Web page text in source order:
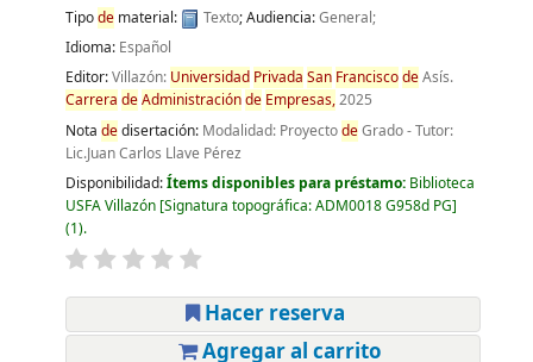
Tipodematerial: Texto; Audiencia:General;
Idioma: Español
Editor:Villazón: Universidad Privada San FranciscodeAsís.
Carrera deAdministraciónde Empresas,2025
Nota dedisertación: Modalidad: ProyectodeGrado - Tutor:
Lic.Juan Carlos Llave Pérez
Disponibilidad:Ítems disponibles para préstamo: Biblioteca
USFA Villazón Signatura topográfica:ADM0018 G958d PG
(1).
Hacer reserva
Agregar al carrito